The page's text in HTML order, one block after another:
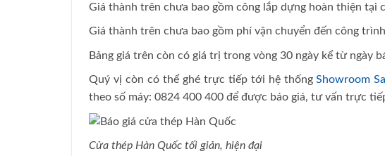
Giá thành trên chưa bao gồm công lắp dựng hoàn thiện tại
Giá thành trên chưa bao gồm phí vận chuyển đến công
Bảng giá trên còn có giá trị trong vòng 30 ngày kể từ ngày
Quý vị còn có thể ghé trực tiếp tới hệ thốngShowroom
theo số máy: 0824 400 400 để được báo giá, tư vấn trực
Cửa thép Hàn Quốc tối giản, hiện đại